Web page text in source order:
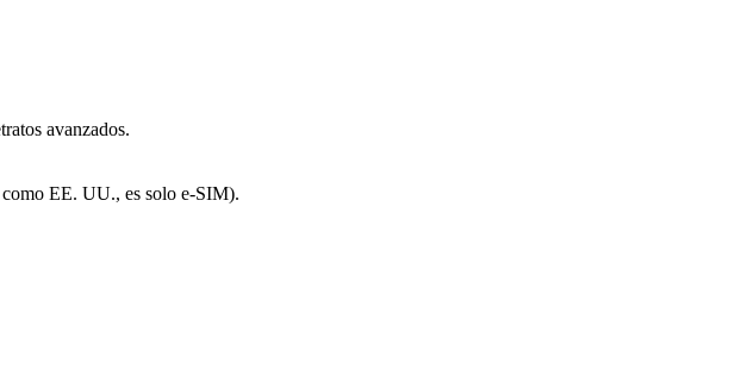
avanzados.
EE. UU., es solo e-SIM).